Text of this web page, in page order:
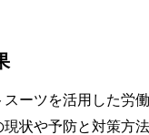
ーツを活用した労
状や予防と対策方